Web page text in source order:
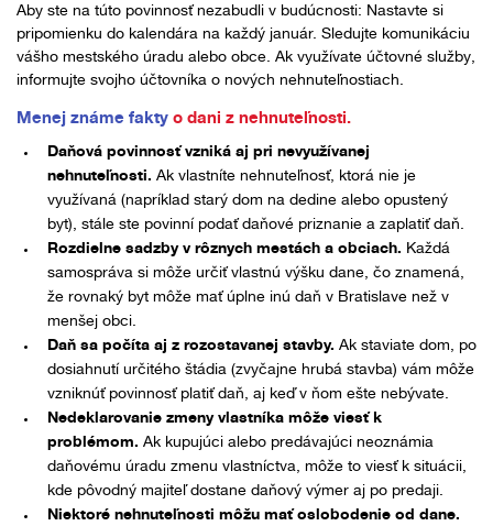
Aby ste na túto povinnosť nezabudli v budúcnosti: Nastavte si
pripomienku do kalendára na každý január. Sledujte komunikáciu
vášho mestského úradu alebo obce. Ak využívate účtovné služby,
informujte svojho účtovníka o nových nehnuteľnostiach.
Menej známe fakty o dani z nehnuteľnosti.
Daňová povinnosť vzniká aj pri nevyužívanej
nehnuteľnosti. Ak vlastníte nehnuteľnosť, ktorá nie je
využívaná (napríklad starý dom na dedine alebo opustený
byt), stále ste povinní podať daňové priznanie a zaplatiť daň.
Rozdielne sadzby v rôznych mestách a obciach. Každá
samospráva si môže určiť vlastnú výšku dane, čo znamená,
že rovnaký byt môže mať úplne inú daň v Bratislave než v
menšej obci.
Daň sa počíta aj z rozostavanej stavby. Ak staviate dom, po
dosiahnutí určitého štádia (zvyčajne hrubá stavba) vám môže
vzniknúť povinnosť platiť daň, aj keď v ňom ešte nebývate.
Nedeklarovanie zmeny vlastníka môže viesť k
problémom. Ak kupujúci alebo predávajúci neoznámia
daňovému úradu zmenu vlastníctva, môže to viesť k situácii,
kde pôvodný majiteľ dostane daňový výmer aj po predaji.
Niektoré nehnuteľnosti môžu mať oslobodenie od dane.